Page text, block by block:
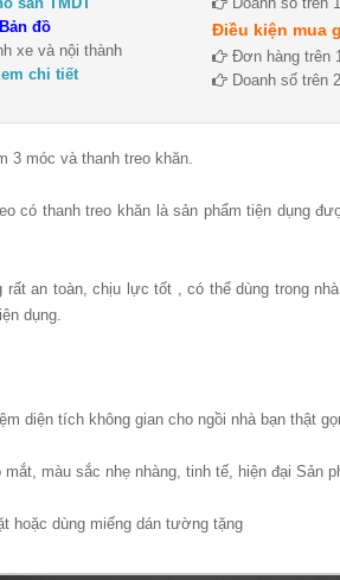
đồ
xe và nội thành
chi tiết
Điều kiện mua
Đơn hàng trên
Doanh số trên
3 móc và thanh treo khăn.
có thanh treo khăn là sản phẩm tiện dụng
an toàn, chịu lực tốt , có thể dùng trong
dụng.
diện tích không gian cho ngồi nhà bạn thật
màu sắc nhẹ nhàng, tinh tế, hiện đại Sản
hoặc dùng miếng dán tường tặng